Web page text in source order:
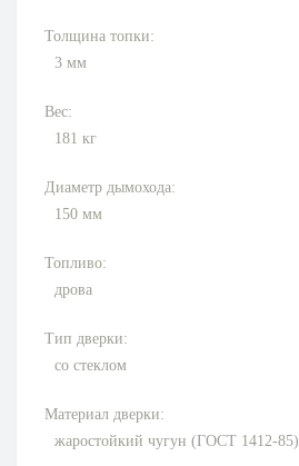
Толщина топки:
3 мм
Вес:
181 кг
Диаметр дымохода:
150 мм
Топливо:
дрова
Тип дверки:
со стеклом
Материал дверки:
жаростойкий чугун (ГОСТ 1412-85)